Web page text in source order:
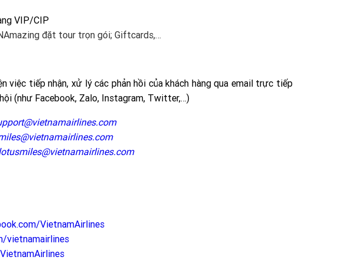
VIP/CIP
đặt tour trọn gói; Giftcards,…
việc tiếp nhận, xử lý các phản hồi của khách hàng qua email trực tiếp
(như Facebook, Zalo, Instagram, Twitter,…)
VietnamAirlines
vietnamairlines